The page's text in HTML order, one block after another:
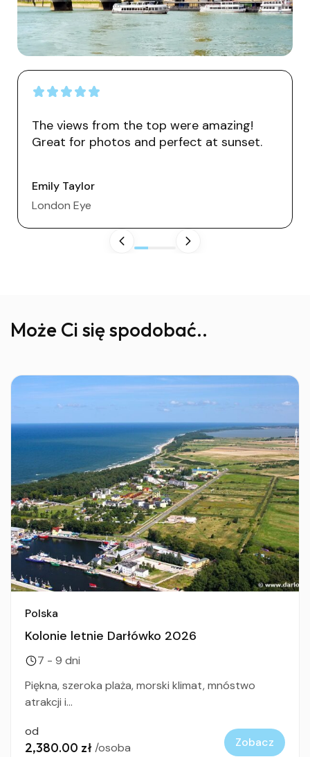
The views from the top were amazing!
Great for photos and perfect at sunset.
Emily Taylor
London Eye
Może Ci się spodobać..
Polska
Kolonie letnie Darłówko 2026
7 - 9 dni
Piękna, szeroka plaża, morski klimat, mnóstwo
atrakcji i...
od
2,380.00 zł /osoba Zobacz